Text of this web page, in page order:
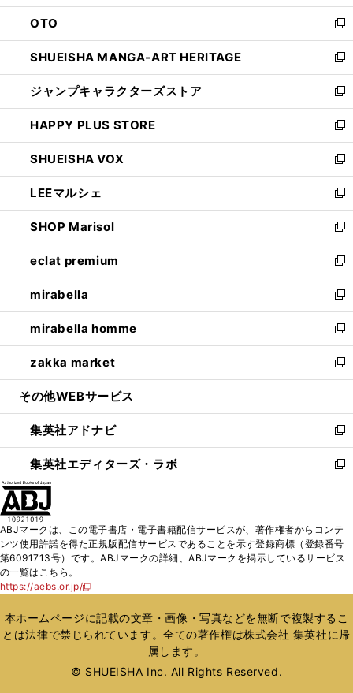
ウ
で
開
く
ン
ド
ウ
で
開
く
OTO
新
し
い
ウ
ィ
ン
ド
ウ
で
開
く
SHUEISHA MANGA-ART HERITAGE
新
し
い
ウ
ィ
ン
ド
ウ
で
開
く
ジャンプキャラクターズストア
新
し
い
ウ
ィ
ン
ド
ウ
で
開
く
HAPPY PLUS STORE
新
し
い
ウ
ィ
ン
ド
ウ
で
開
く
SHUEISHA VOX
新
し
い
ウ
ィ
ン
ド
ウ
で
開
く
LEEマルシェ
新
し
い
ウ
ィ
ン
ド
ウ
で
開
く
SHOP Marisol
新
し
い
ウ
ィ
ン
ド
ウ
で
開
eclat premium
新
し
い
ウ
ィ
ン
ド
ウ
開
く
mirabella
新
し
い
ウ
ィ
ン
ウ
で
開
く
mirabella homme
新
し
い
ウ
ン
ド
ウ
で
zakka market
新
し
ウ
ィ
ン
ド
く
その他WEBサービス
集英社アドナビ
新
し
い
ド
ウ
で
集英社エディターズ・ラボ
新
ィ
ン
ド
開
く
ABJマークは、この電子書店・電子書籍配信サービスが、著作権者からコンテ
ンツ使用許諾を得た正規版配信サービスであることを示す登録商標（登録番号
第6091713号）です。ABJマークの詳細、ABJマークを掲示しているサービス
の一覧はこちら。
https://aebs.or.jp/
新
い
ウ
ィ
ウ
本ホームページに記載の文章・画像・写真などを無断で複製するこ
とは法律で禁じられています。全ての著作権は株式会社 集英社に帰
属します。
© SHUEISHA Inc. All Rights Reserved.